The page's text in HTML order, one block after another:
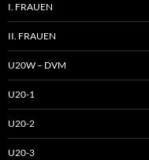
I. FRAUEN
II. FRAUEN
U20W – DVM
U20-1
U20-2
U20-3